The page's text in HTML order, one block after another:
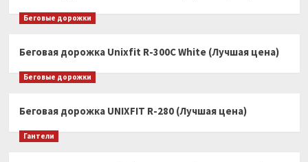
Беговые дорожки
Беговая дорожка Unixfit R-300C White (Лучшая цена)
Беговые дорожки
Беговая дорожка UNIXFIT R-280 (Лучшая цена)
Гантели